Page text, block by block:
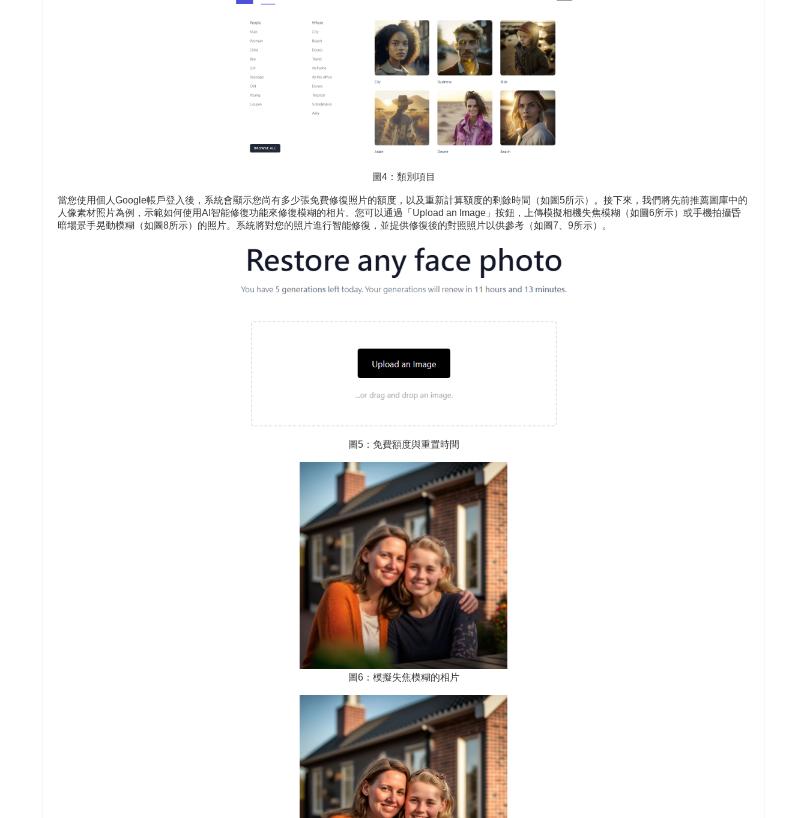
圖4：類別項目
當您使用個人Google帳戶登入後，系統會顯示您尚有多少張免費修復照片的額度，以及重新計算額度的剩餘時間（如圖5所示）。接下來，我們將先前推薦圖庫中的
人像素材照片為例，示範如何使用AI智能修復功能來修復模糊的相片。您可以通過「Upload an Image」按鈕，上傳模擬相機失焦模糊（如圖6所示）或手機拍攝昏
暗場景手晃動模糊（如圖8所示）的照片。系統將對您的照片進行智能修復，並提供修復後的對照照片以供參考（如圖7、9所示）。
圖5：免費額度與重置時間
圖6：模擬失焦模糊的相片